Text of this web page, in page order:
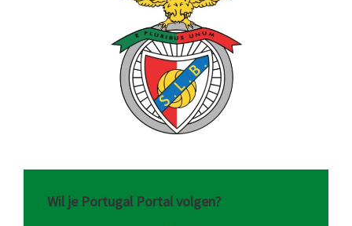
Wil je Portugal Portal volgen?